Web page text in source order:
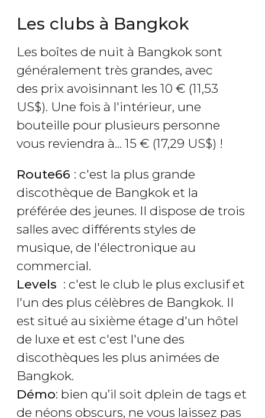
Les clubs à Bangkok
Les boîtes de nuit à Bangkok sont
généralement très grandes, avec
des prix avoisinnant les 10 € (11,53
US$). Une fois à l'intérieur, une
bouteille pour plusieurs personne
vous reviendra à... 15 € (17,29 US$) !
Route66 : c'est la plus grande
discothèque de Bangkok et la
préférée des jeunes. Il dispose de trois
salles avec différents styles de
musique, de l'électronique au
commercial.
Levels : c'est le club le plus exclusif et
l'un des plus célèbres de Bangkok. Il
est situé au sixième étage d'un hôtel
de luxe et est c'est l'une des
discothèques les plus animées de
Bangkok.
Démo: bien qu’il soit dplein de tags et
de néons obscurs, ne vous laissez pas